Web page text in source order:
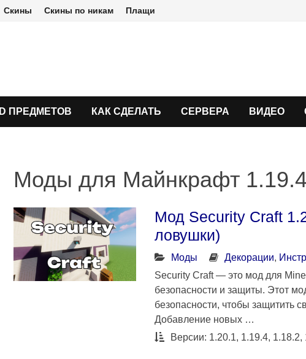
Скины Скины по никам Плащи
ID ПРЕДМЕТОВ КАК СДЕЛАТЬ СЕРВЕРА ВИДЕО
Моды для Майнкрафт 1.19.4
Мод Security Craft
ловушки)
Моды Декорации,
Security Craft — это мод для
безопасности и защиты. Этот
безопасности, чтобы защитить
Добавление новых …
Версии: 1.20.1, 1.19.4,